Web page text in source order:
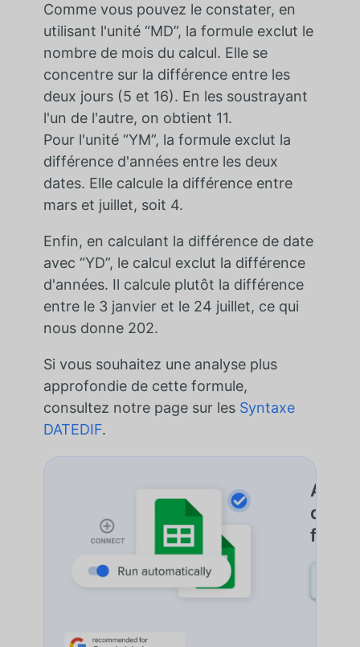
Comme vous pouvez le constater, en
utilisant l'unité “MD”, la formule exclut le
nombre de mois du calcul. Elle se
concentre sur la différence entre les
deux jours (5 et 16). En les soustrayant
l'un de l'autre, on obtient 11.
Pour l'unité “YM”, la formule exclut la
différence d'années entre les deux
dates. Elle calcule la différence entre
mars et juillet, soit 4.
Enfin, en calculant la différence de date
avec “YD”, le calcul exclut la différence
d'années. Il calcule plutôt la différence
entre le 3 janvier et le 24 juillet, ce qui
nous donne 202.
Si vous souhaitez une analyse plus
approfondie de cette formule,
consultez notre page sur les Syntaxe
DATEDIF.
de